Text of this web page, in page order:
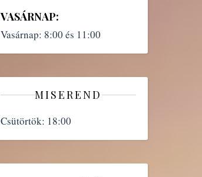
VASÁRNAP:
Vasárnap: 8:00 és 11:00
MISEREND
Csütörtök: 18:00